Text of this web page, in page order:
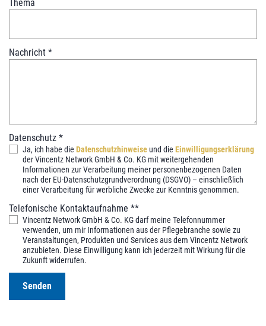
Thema
Nachricht *
Datenschutz *
Ja, ich habe die Datenschutzhinweiseund die Einwilligungserklärung
der Vincentz Network GmbH & Co. KG mit weitergehenden
Informationen zur Verarbeitung meiner personenbezogenen Daten
nach der EU-Datenschutzgrundverordnung (DSGVO) – einschließlich
einer Verarbeitung für werbliche Zwecke zur Kenntnis genommen.
Telefonische Kontaktaufnahme **
Vincentz Network GmbH & Co. KG darf meine Telefonnummer
verwenden, um mir Informationen aus der Pflegebranche sowie zu
Veranstaltungen, Produkten und Services aus dem Vincentz Network
anzubieten. Diese Einwilligung kann ich jederzeit mit Wirkung für die
Zukunft widerrufen.
Senden